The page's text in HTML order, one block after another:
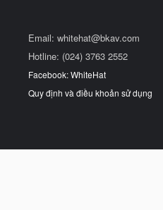
Email: whitehat@bkav.com
Hotline: (024) 3763 2552
Facebook: WhiteHat
Quy định và điều khoản sử dụng